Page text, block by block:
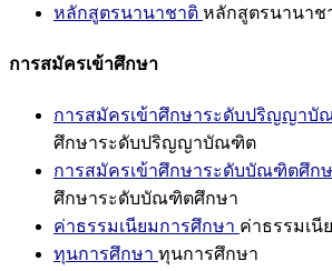
หลักสูตรนานาชาติ หลักสูตรนานาช
การสมัครเข้าศึกษา
การสมัครเข้าศึกษาระดับปริญญาบั
ศึกษาระดับปริญญาบัณฑิต
การสมัครเข้าศึกษาระดับบัณฑิตศึก
ศึกษาระดับบัณฑิตศึกษา
ค่าธรรมเนียมการศึกษา ค่าธรรมเนี
ทุนการศึกษา ทุนการศึกษา